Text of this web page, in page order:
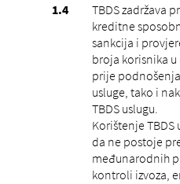
TBDS zadržava
kreditne
sankcija i
broja korisnika
prije
usluge, tako i
TBDS uslugu.
Korištenje
da ne postoje
međunarodnih
kontroli izvoza,